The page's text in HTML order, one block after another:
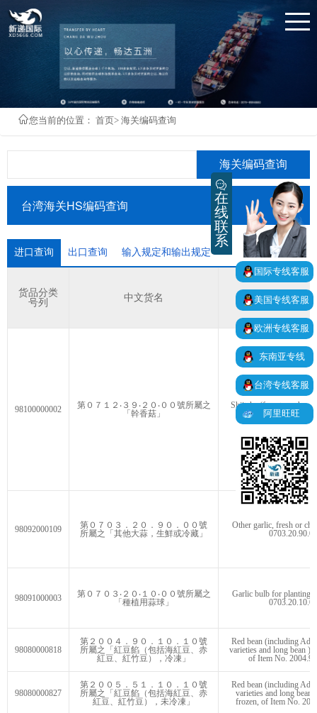
您当前的位置： 首页> 海关编码查询
海关编码查询
台湾海关HS编码查询
进口查询 出口查询 输入规定和输出规定
货品分类
号列
中文货名 英文货名
98100000002
第０７１２‧３９‧２０‧００號所屬之
「幹香菇」
Shiitake (forest
Item No.
98092000109
第０７０３．２０．９０．００號
所屬之「其他大蒜，生鮮或冷藏」
Other garlic, fresh or
0703.20.90.00
98091000003
第０７０３‧２０‧１０‧００號所屬之
「種植用蒜球」
Garlic bulb for planting,
0703.20.10.00
98080000818
第２００４．９０．１０．１０號
所屬之「紅豆餡（包括海紅豆、赤
紅豆、紅竹豆），冷凍」
Red bean (including
varieties and long bean )
of Item No.
98080000827
第２００５．５１．１０．１０號
所屬之「紅豆餡（包括海紅豆、赤
紅豆、紅竹豆），未冷凍」
Red bean (including
varieties and long bean
frozen, of Item No.
在
线
联
系
国际专线客服
美国专线客服
欧洲专线客服
东南亚专线
台湾专线客服
阿里旺旺